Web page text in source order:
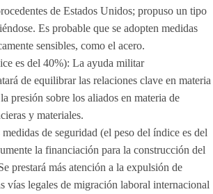
de Estados Unidos; propuso un tipo
Es probable que se adopten medidas
sensibles, como el acero.
es del 40%): La ayuda militar
de equilibrar las relaciones clave en materia
presión sobre los aliados en materia de
y materiales.
de seguridad (el peso del índice es del
la financiación para la construcción del
prestará más atención a la expulsión de
vías legales de migración laboral internacional